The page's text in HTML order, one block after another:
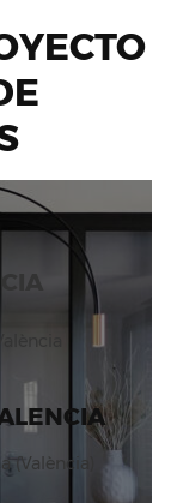
(València)